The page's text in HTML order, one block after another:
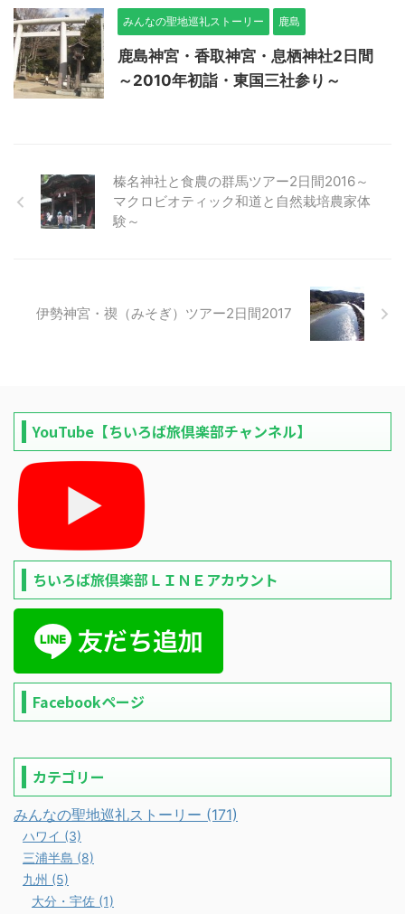
みんなの聖地巡礼ストーリー 鹿島
鹿島神宮・香取神宮・息栖神社2日間
～2010年初詣・東国三社参り～
榛名神社と食農の群馬ツアー2日間2016～
マクロビオティック和道と自然栽培農家体
験～
伊勢神宮・禊（みそぎ）ツアー2日間2017
YouTube【ちいろば旅倶楽部チャンネル】
ちいろば旅倶楽部ＬＩＮＥアカウント
Facebookページ
カテゴリー
みんなの聖地巡礼ストーリー (171)
ハワイ (3)
三浦半島 (8)
九州 (5)
大分・宇佐 (1)